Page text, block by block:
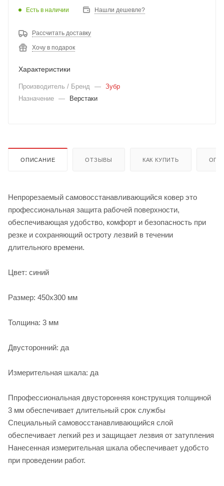
Есть в наличии Нашли дешевле?
Рассчитать доставку
Хочу в подарок
Характеристики
Производитель / Бренд — Зубр
Назначение — Верстаки
ОПИСАНИЕ ОТЗЫВЫ КАК КУПИТЬ
Непрорезаемый самовосстанавливающийся ковер это
профессиональная защита рабочей поверхности,
обеспечивающая удобство, комфорт и безопасность при
резке и сохраняющий остроту лезвий в течении
длительного времени.
Цвет: синий
Размер: 450х300 мм
Толщина: 3 мм
Двусторонний: да
Измерительная шкала: да
Ппрофессиональная двусторонняя конструкция толщиной
3 мм обеспечивает длительный срок службы
Специальный самовосстанавливающийся слой
обеспечивает легкий рез и защищает лезвия от затупления
Нанесенная измерительная шкала обеспечивает удобсто
при проведении работ.